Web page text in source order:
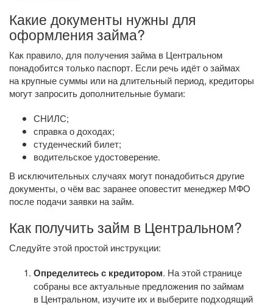
Какие документы нужны для
оформления займа?
Как правило, для получения займа в Центральном
понадобится только паспорт. Если речь идёт о займах
на крупные суммы или на длительный период, кредиторы
могут запросить дополнительные бумаги:
СНИЛС;
справка о доходах;
студенческий билет;
водительское удостоверение.
В исключительных случаях могут понадобиться другие
документы, о чём вас заранее оповестит менеджер МФО
после подачи заявки на займ.
Как получить займ в Центральном?
Следуйте этой простой инструкции:
Определитесь с кредитором. На этой странице
собраны все актуальные предложения по займам
в Центральном, изучите их и выберите подходящий